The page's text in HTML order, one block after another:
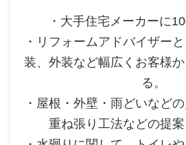
・大手住宅メーカーに
・リフォームアドバイザー
装、外装など幅広くお客様
る。
・屋根・外壁・雨どいなど
重ね張り工法などの提案